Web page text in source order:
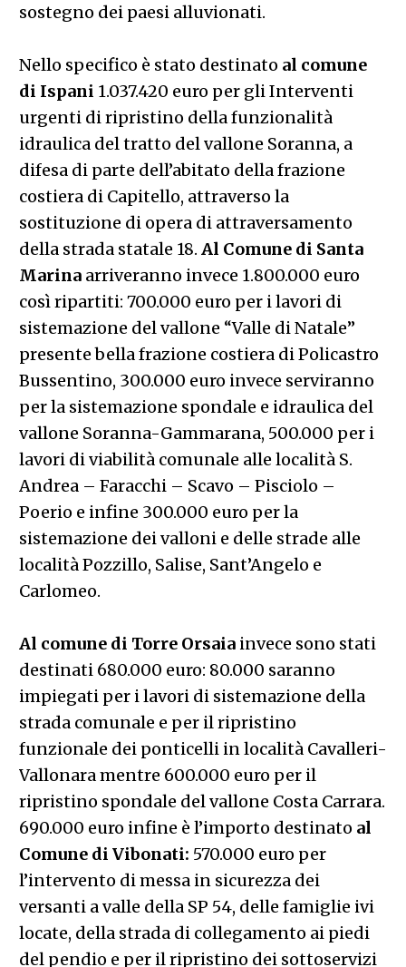
sostegno dei paesi alluvionati.
Nello specifico è stato destinato al comune
di Ispani 1.037.420 euro per gli Interventi
urgenti di ripristino della funzionalità
idraulica del tratto del vallone Soranna, a
difesa di parte dell’abitato della frazione
costiera di Capitello, attraverso la
sostituzione di opera di attraversamento
della strada statale 18. Al Comune di Santa
Marina arriveranno invece 1.800.000 euro
così ripartiti: 700.000 euro per i lavori di
sistemazione del vallone “Valle di Natale”
presente bella frazione costiera di Policastro
Bussentino, 300.000 euro invece serviranno
per la sistemazione spondale e idraulica del
vallone Soranna-Gammarana, 500.000 per i
lavori di viabilità comunale alle località S.
Andrea – Faracchi – Scavo – Pisciolo –
Poerio e infine 300.000 euro per la
sistemazione dei valloni e delle strade alle
località Pozzillo, Salise, Sant’Angelo e
Carlomeo.
Al comune di Torre Orsaiainvece sono stati
destinati 680.000 euro: 80.000 saranno
impiegati per i lavori di sistemazione della
strada comunale e per il ripristino
funzionale dei ponticelli in località Cavalleri-
Vallonara mentre 600.000 euro per il
ripristino spondale del vallone Costa Carrara.
690.000 euro infine è l’importo destinato al
Comune di Vibonati: 570.000 euro per
l’intervento di messa in sicurezza dei
versanti a valle della SP 54, delle famiglie ivi
locate, della strada di collegamento ai piedi
del pendio e per il ripristino dei sottoservizi